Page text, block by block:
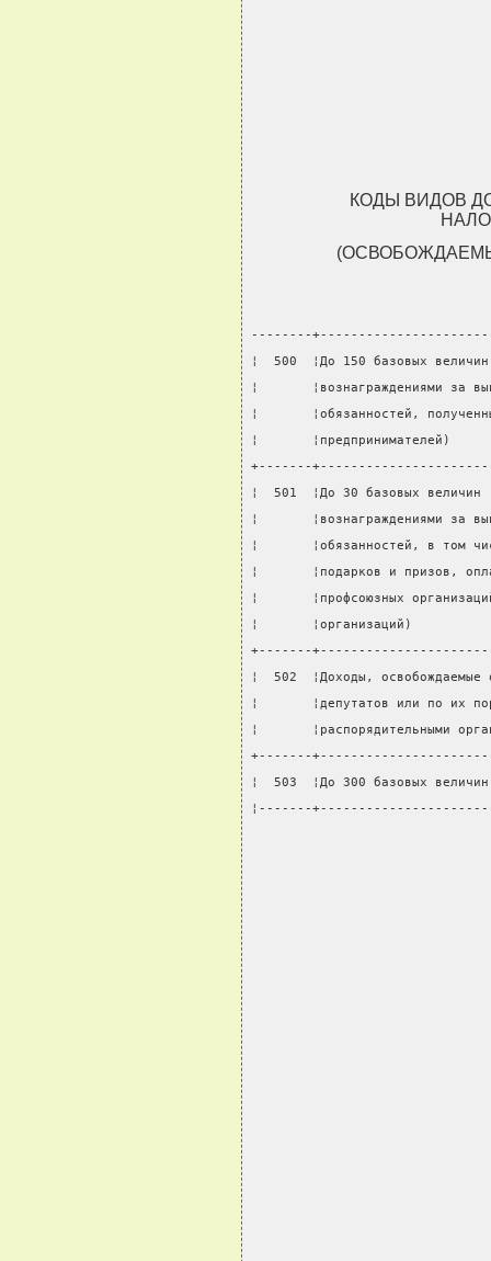
КОДЫ ВИДОВ
--------
¦  500  ¦До 150 базовых
¦       ¦вознаграждениями за
¦       ¦обязанностей,
¦
+-------
¦  501  ¦До 30 базовых
¦       ¦вознаграждениями за
¦       ¦обязанностей, в том
¦       ¦подарков и призов,
¦       ¦профсоюзных
¦       ¦организаций)
+-------
¦  502  ¦Доходы, освобождаемые
¦       ¦депутатов или по их
¦
+-------
¦  503  ¦До 300 базовых
¦-------